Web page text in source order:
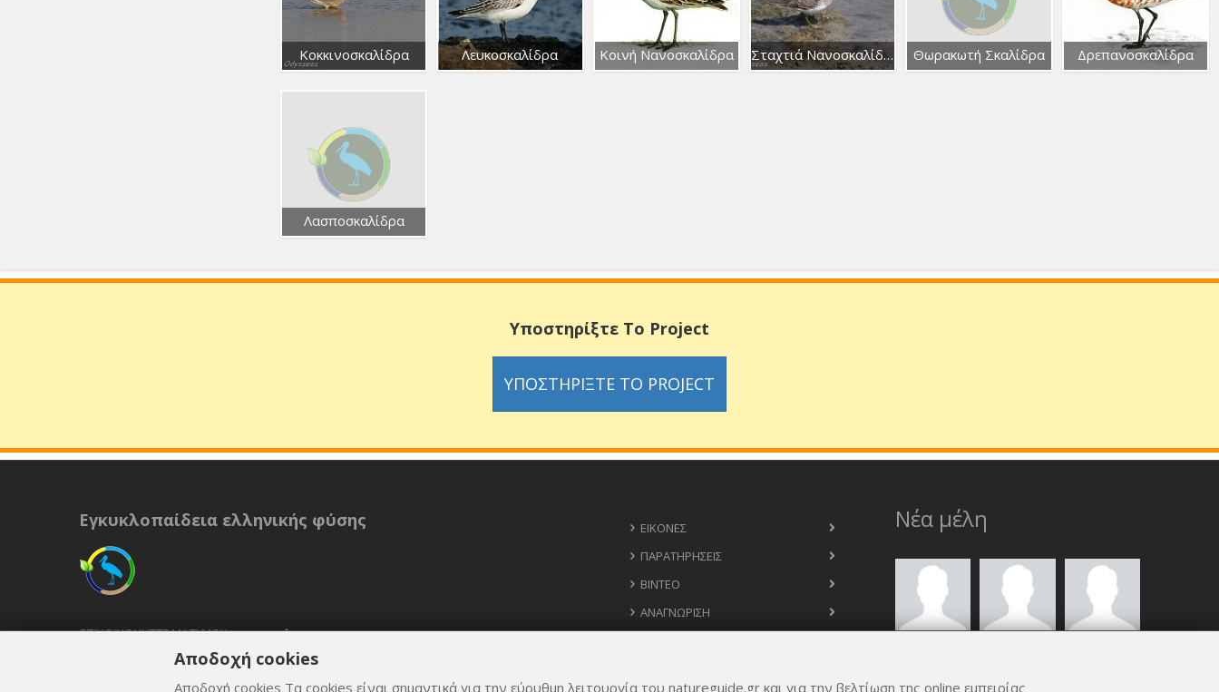
Κοκκινοσκαλίδρα Λευκοσκαλίδρα Κοινή Νανοσκαλίδρα Σταχτιά Νανοσκαλίδρα Θωρακωτή Σκαλίδρα Δρεπανοσκαλίδρα
Λασποσκαλίδρα
Υποστηρίξτε Το Project
ΥΠΟΣΤΗΡΊΞΤΕ ΤΟ PROJECT
Εγκυκλοπαίδεια ελληνικής φύσης
ΕΠΙΚΟΙΝΩΝΉΣΤΕ ΜΑΖΊ ΜΟΥ
ΟΡΟΙ ΚΑΙ ΠΡΟΫΠΟΘΈΣΕΙΣ
ΕΙΚΌΝΕΣ
ΠΑΡΑΤΗΡΉΣΕΙΣ
ΒΊΝΤΕΟ
ΑΝΑΓΝΏΡΙΣΗ
Νέα μέλη
Αποδοχή cookies
Αποδοχή cookies Τα cookies είναι σημαντικά για την εύρυθμη λειτουργία του natureguide.gr και για την βελτίωση της online εμπειρίας